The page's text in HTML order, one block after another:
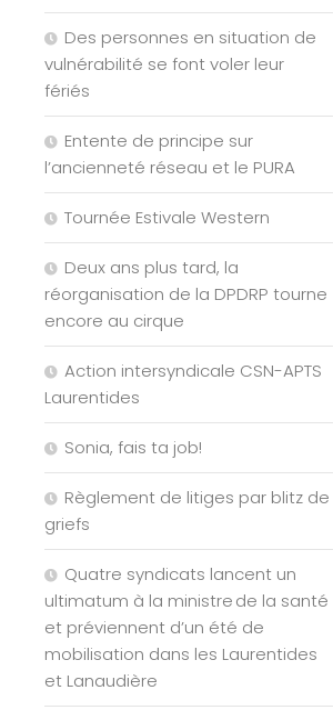
Des personnes en situation de
vulnérabilité se font voler leur
fériés
Entente de principe sur
l’ancienneté réseau et le PURA
Tournée Estivale Western
Deux ans plus tard, la
réorganisation de la DPDRP tourne
encore au cirque
Action intersyndicale CSN-APTS
Laurentides
Sonia, fais ta job!
Règlement de litiges par blitz de
griefs
Quatre syndicats lancent un
ultimatum à la ministre de la santé
et préviennent d’un été de
mobilisation dans les Laurentides
et Lanaudière